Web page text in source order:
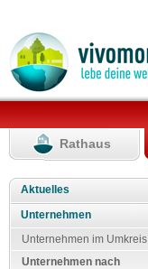
Rathaus
Aktuelles
Unternehmen
Unternehmen im Umkreis
Unternehmen nach